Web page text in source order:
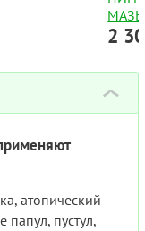
2
›
атопический
пустул,